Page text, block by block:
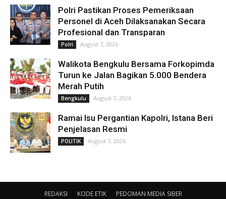
Polri Pastikan Proses Pemeriksaan
Personel di Aceh Dilaksanakan Secara
Profesional dan Transparan
Polri August 7, 2026
Walikota Bengkulu Bersama Forkopimda
Turun ke Jalan Bagikan 5.000 Bendera
Merah Putih
Bengkulu August 7, 2026
Ramai Isu Pergantian Kapolri, Istana Beri
Penjelasan Resmi
POLITIK August 7, 2026
REDAKSI KODE ETIK PEDOMAN MEDIA SIBER